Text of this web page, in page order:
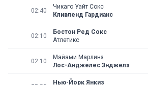
02:40
Чикаго Уайт Сокс
Кливленд Гардианс
02:10
Бостон Ред Сокс
Атлетикс
02:10
Майами Марлинз
Лос-Анджелес Энджелз
Нью-Йорк Янкиз